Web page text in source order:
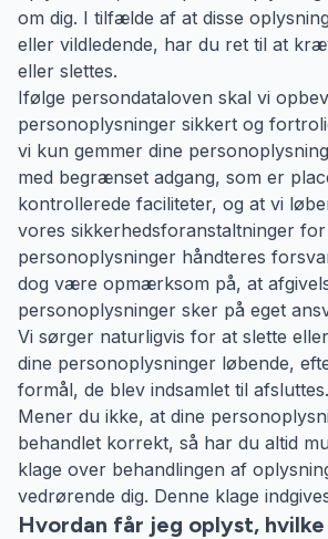
om dig. I tilfælde af at disse
eller vildledende, har du ret til at
eller slettes.
Ifølge persondataloven skal vi
personoplysninger sikkert og
vi kun gemmer dine
med begrænset adgang, som er
kontrollerede faciliteter, og at vi
vores sikkerhedsforanstaltninger
personoplysninger håndteres
dog være opmærksom på, at
personoplysninger sker på eget
Vi sørger naturligvis for at slette
dine personoplysninger løbende,
formål, de blev indsamlet til afsluttes.
Mener du ikke, at dine
behandlet korrekt, så har du altid
klage over behandlingen af
vedrørende dig. Denne klage
Hvordan får jeg oplyst, hvilke